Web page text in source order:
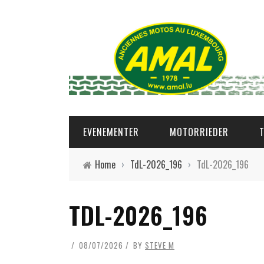
EVENEMENTER MOTORRIEDER
Home › TdL-2026_196 › TdL-2026_196
TDL-2026_196
08/07/2026 BY STEVE M